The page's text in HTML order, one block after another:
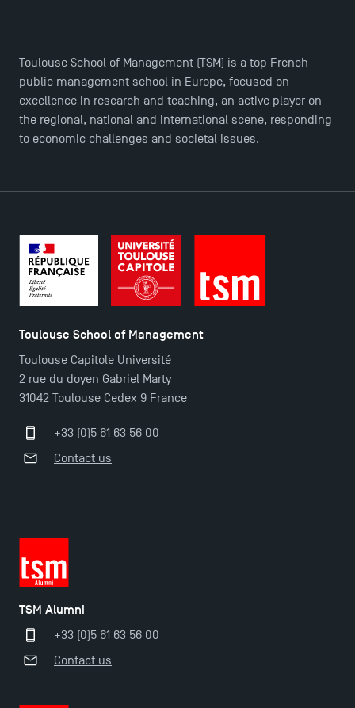
TSM Éducation
TSM-Research
TSM Doctoral Programme
Toulouse School of Management (TSM) is a top French
public management school in Europe, focused on
excellence in research and teaching, an active player on
the regional, national and international scene, responding
to economic challenges and societal issues.
Toulouse School of Management
Toulouse Capitole Université
2 rue du doyen Gabriel Marty
31042 Toulouse Cedex 9 France
+33 (0)5 61 63 56 00
Contact us
TSM Alumni
+33 (0)5 61 63 56 00
Contact us